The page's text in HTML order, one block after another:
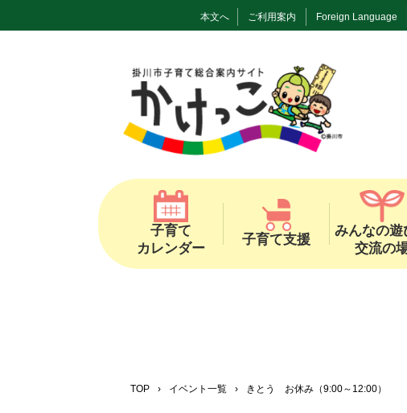
本文へ ご利用案内 Foreign Language
子育て
カレンダー
子育て支援
みんなの遊
交流の
TOP › イベント一覧 › きとう お休み（9:00～12:00）